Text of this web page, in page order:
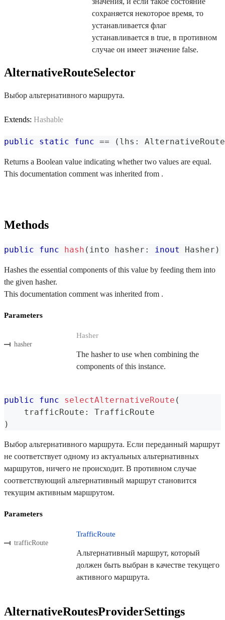
сохраняется некоторое время, то
устанавливается флаг
устанавливается в true, в противном
случае он имеет значение false.
AlternativeRouteSelector
Выбор альтернативного маршрута.
Extends: Hashable
public static func == ( lhs :
Returns a Boolean value indicating whether two values are equal.
This documentation comment was inherited from .
Methods
public func hash ( into hasher : inout Hasher )
Hashes the essential components of this value by feeding them into
the given hasher.
This documentation comment was inherited from .
Parameters
hasher
Hasher
The hasher to use when combining the
components of this instance.
public func selectAlternativeRoute (
    trafficRoute
:
TrafficRoute
)
Выбор альтернативного маршрута. Если переданный маршрут
не соответствует одному из актуальных альтернативных
маршрутов, ничего не происходит. В противном случае
соответствующий альтернативный маршрут становится
текущим активным маршрутом.
Parameters
trafficRoute
TrafficRoute
Альтернативный маршрут, который
должен быть выбран в качестве текущего
активного маршрута.
AlternativeRoutesProviderSettings